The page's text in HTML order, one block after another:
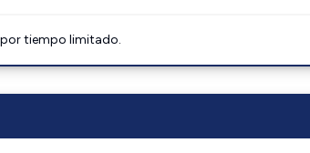
por tiempo limitado.